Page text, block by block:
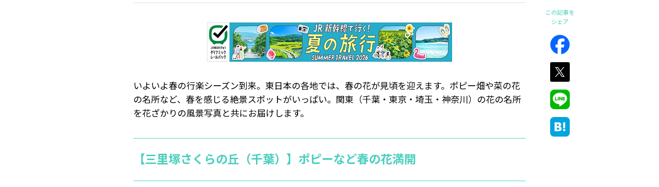
いよいよ春の行楽シーズン到来。東日本の各地では、春の花が見頃を迎えます。ポピー畑や菜の花
の名所など、春を感じる絶景スポットがいっぱい。関東（千葉・東京・埼玉・神奈川）の花の名所
を花ざかりの風景写真と共にお届けします。
【三里塚さくらの丘（千葉）】ポピーなど春の花満開
この記事を
シェア